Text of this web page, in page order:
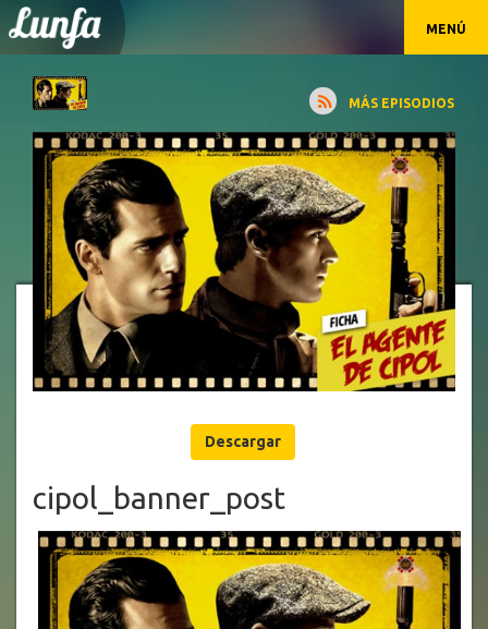
MENÚ
MÁS EPISODIOS
Descargar
cipol_banner_post